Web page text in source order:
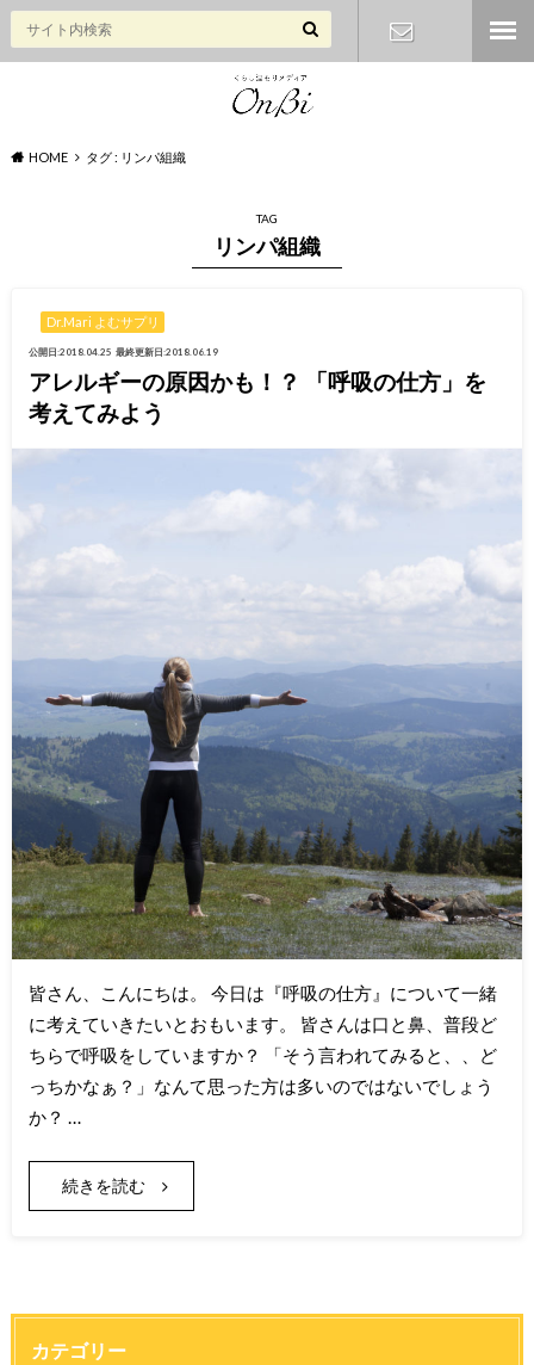
HOME タグ : リンパ組織
TAG
リンパ組織
Dr.Mari よむサプリ
公開日:2018.04.25 最終更新日:2018.06.19
アレルギーの原因かも！？ 「呼吸の仕方」を
考えてみよう
皆さん、こんにちは。 今日は『呼吸の仕方』について一緒
に考えていきたいとおもいます。 皆さんは口と鼻、普段ど
ちらで呼吸をしていますか？ 「そう言われてみると、、ど
っちかなぁ？」なんて思った方は多いのではないでしょう
か？ …
続きを読む
カテゴリー